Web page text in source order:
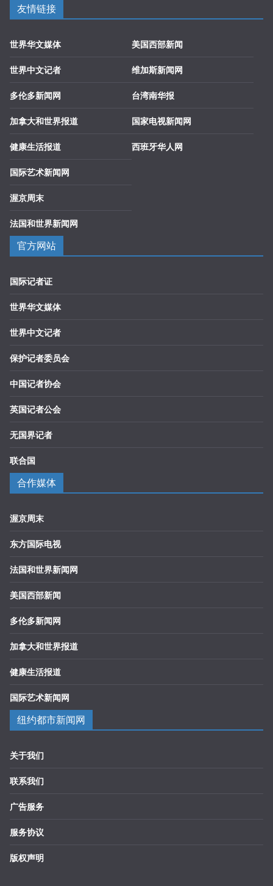
友情链接
世界华文媒体
世界中文记者
多伦多新闻网
加拿大和世界报道
健康生活报道
国际艺术新闻网
渥京周末
法国和世界新闻网
美国西部新闻
维加斯新闻网
台湾南华报
国家电视新闻网
西班牙华人网
官方网站
国际记者证
世界华文媒体
世界中文记者
保护记者委员会
中国记者协会
英国记者公会
无国界记者
联合国
合作媒体
渥京周末
东方国际电视
法国和世界新闻网
美国西部新闻
多伦多新闻网
加拿大和世界报道
健康生活报道
国际艺术新闻网
纽约都市新闻网
关于我们
联系我们
广告服务
服务协议
版权声明